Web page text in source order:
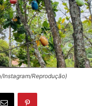
Instagram/Reprodução)